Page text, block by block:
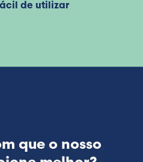
de utilizar
que o nosso